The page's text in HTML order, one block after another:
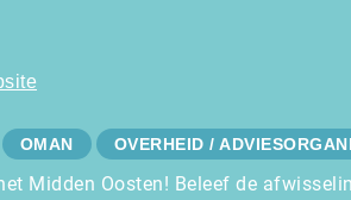
OMAN OVERHEID /
Midden Oosten! Beleef de